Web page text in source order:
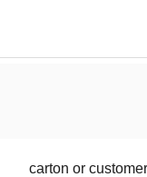
carton or